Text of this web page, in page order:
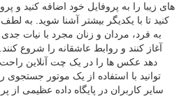
های زیبا را به پروفایل خود اضافه کنید و
کنید تا با یکدیگر بیشتر آشنا شوید. به
به فرد، مردان و زنان مجرد با نیات
آغاز کنند و روابط عاشقانه را شروع
دهد عکس ها را در یک چت آنلاین
توانید با استفاده از یک موتور جستجوی
سایر کاربران در پایگاه داده عظیمی از